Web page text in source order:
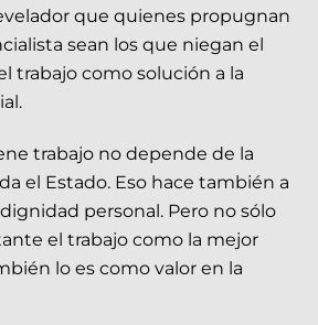
que quienes propugnan
sean los que niegan el
trabajo como solución a la
trabajo no depende de la
el Estado. Eso hace también a
personal. Pero no sólo
el trabajo como la mejor
lo es como valor en la